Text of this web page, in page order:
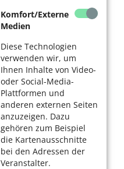
Komfort/Externe
Medien
Diese Technologien
verwenden wir, um
Ihnen Inhalte von Video-
oder Social-Media-
Plattformen und
anderen externen Seiten
anzuzeigen. Dazu
gehören zum Beispiel
die Kartenausschnitte
bei den Adressen der
Veranstalter.